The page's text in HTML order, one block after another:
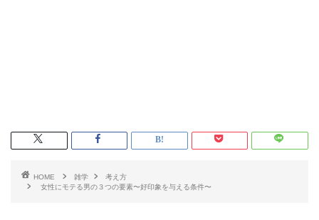
HOME 雑学
考え方
女性にモテる男の３つの要素〜好印象を与える条件〜